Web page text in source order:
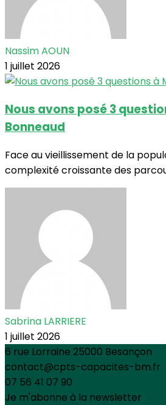
Nassim AOUN
1 juillet 2026
Nous avons posé 3
Bonneaud
Face au vieillissement de la
complexité croissante des
Sabrina LARRIERE
1 juillet 2026
6 rue Lorraine 25000 Besançon
contact@cpts-capacites-bm.fr
07 56 41 07 90
Je m'abonne à la newsletter